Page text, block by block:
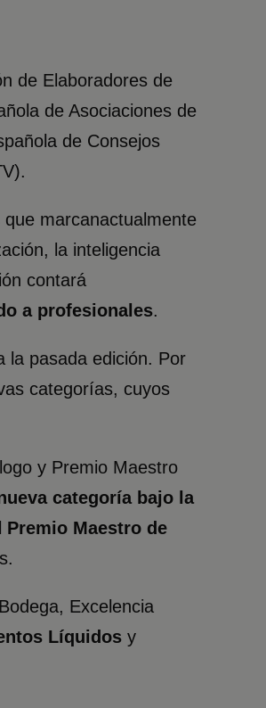
de Elaboradores de
de Asociaciones de
de Consejos
que marcanactualmente
la inteligencia
contará
a profesionales.
la pasada edición. Por
categorías, cuyos
y Premio Maestro
categoría bajo la
Premio Maestro de
Excelencia
Líquidos y